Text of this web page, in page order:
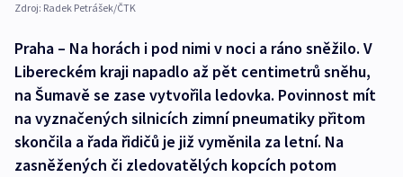
Zdroj: Radek Petrášek/ČTK
Praha – Na horách i pod nimi v noci a ráno sněžilo. V
Libereckém kraji napadlo až pět centimetrů sněhu,
na Šumavě se zase vytvořila ledovka. Povinnost mít
na vyznačených silnicích zimní pneumatiky přitom
skončila a řada řidičů je již vyměnila za letní. Na
zasněžených či zledovatělých kopcích potom